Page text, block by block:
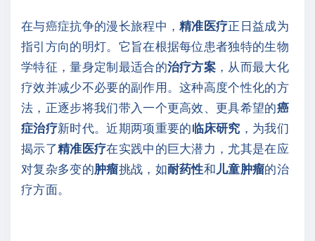
在与癌症抗争的漫长旅程中，精准医疗正日益成为
指引方向的明灯。它旨在根据每位患者独特的生物
学特征，量身定制最适合的治疗方案 ，从而最大化
疗效并减少不必要的副作用。这种高度个性化的方
法，正逐步将我们带入一个更高效、更具希望的癌
症治疗新时代。近期两项重要的临床研究 ，为我们
揭示了精准医疗在实践中的巨大潜力，尤其是在应
对复杂多变的肿瘤挑战，如耐药性和 儿童肿瘤的治
疗方面。